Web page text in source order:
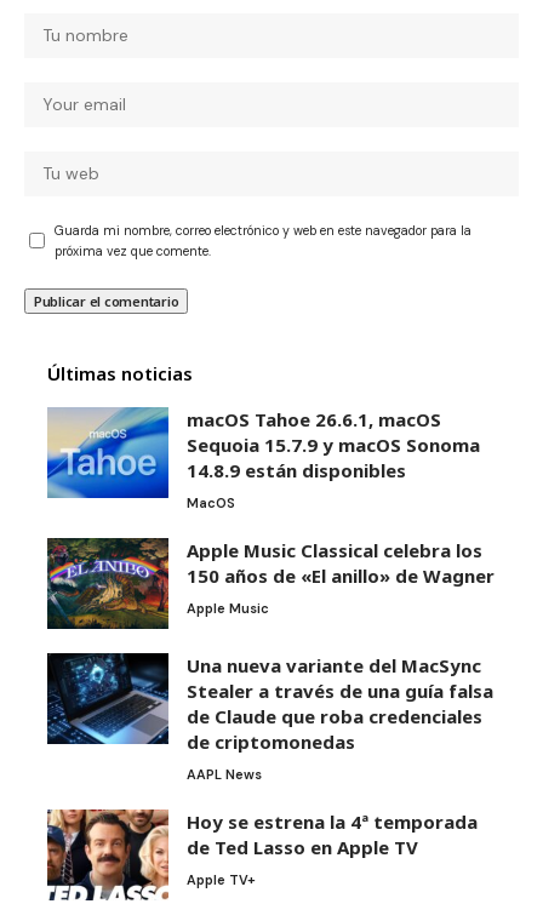
Guarda mi nombre, correo electrónico y web en este navegador para la
próxima vez que comente.
Últimas noticias
macOS Tahoe 26.6.1, macOS
Sequoia 15.7.9 y macOS Sonoma
14.8.9 están disponibles
MacOS
Apple Music Classical celebra los
150 años de «El anillo» de Wagner
Apple Music
Una nueva variante del MacSync
Stealer a través de una guía falsa
de Claude que roba credenciales
de criptomonedas
AAPL News
Hoy se estrena la 4ª temporada
de Ted Lasso en Apple TV
Apple TV+